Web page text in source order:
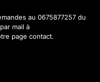
au 0675877257 du
mail à
page contact.